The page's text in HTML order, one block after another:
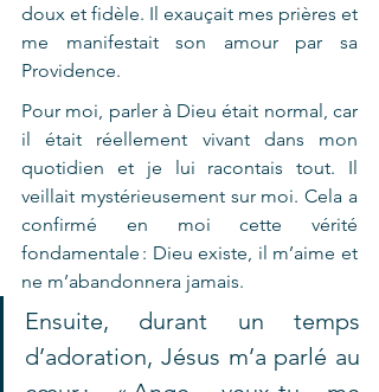
doux et fidèle. Il exauçait mes prières et
me manifestait son amour par sa
Providence.
Pour moi, parler à Dieu était normal, car
il était réellement vivant dans mon
quotidien et je lui racontais tout. Il
veillait mystérieusement sur moi. Cela a
confirmé en moi cette vérité
fondamentale : Dieu existe, il m’aime et
ne m’abandonnera jamais.
Ensuite, durant un temps
d’adoration, Jésus m’a parlé au